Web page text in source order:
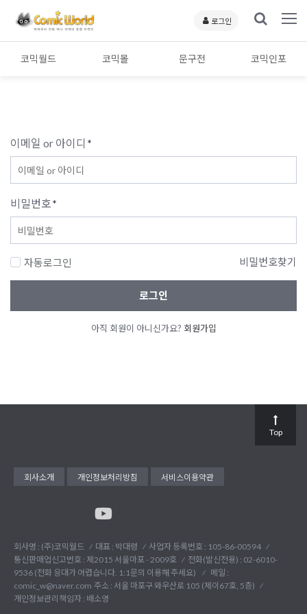
로그인
코믹월드 코믹몰 문구전 코믹인포
이메일 or 아이디 *
비밀번호*
자동로그인 비밀번호찾기
로그인
아직 회원이 아니신가요? 회원가입
회사소개 개인정보처리방침 서비스이용약관
회사명 : (주)코믹월드 대표 : 박대령
사업자 등록번호 : 105-86-00594
통신판매업신고번호 : 제2015 서울마포 - 2009호
전화(발신전용) : 02-6010-
9536 (전화 응대가 어렵습니다. 1:1문의 이용해 주세요)
메일 :
comic_w@naver.com 주소 : 서울 마포구 와우산로 105 (제이67호, 5층)
개인정보관리책임자 : 배소영
Top